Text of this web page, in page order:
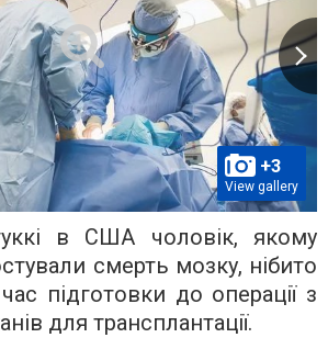
+3
View gallery
в США чоловік, якому
смерть мозку, нібито
підготовки до операції з
для трансплантації.